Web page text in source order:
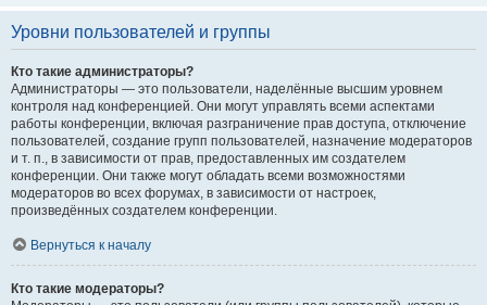
Уровни пользователей и группы
Кто такие администраторы?
Администраторы — это пользователи, наделённые высшим уровнем
контроля над конференцией. Они могут управлять всеми аспектами
работы конференции, включая разграничение прав доступа, отключение
пользователей, создание групп пользователей, назначение модераторов
и т. п., в зависимости от прав, предоставленных им создателем
конференции. Они также могут обладать всеми возможностями
модераторов во всех форумах, в зависимости от настроек,
произведённых создателем конференции.
Вернуться к началу
Кто такие модераторы?